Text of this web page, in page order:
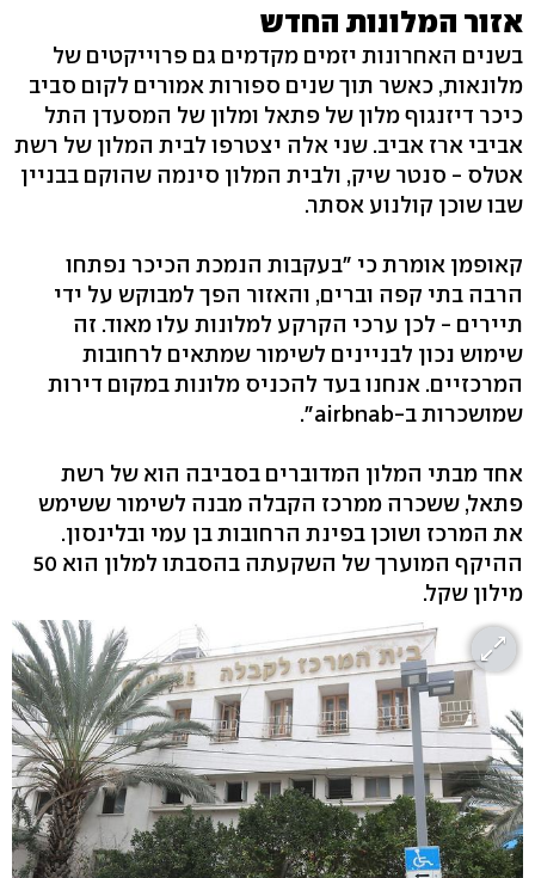
אזור המלונות החדש
בשנים האחרונות יזמים מקדמים גם פרוייקטים של
מלונאות, כאשר תוך שנים ספורות אמורים לקום סביב
כיכר דיזנגוף מלון של פתאל ומלון של המסעדן התל
אביבי ארז אביב. שני אלה יצטרפו לבית המלון של רשת
אטלס - סנטר שיק, ולבית המלון סינמה שהוקם בבניין
שבו שוכן קולנוע אסתר.
קאופמן אומרת כי "בעקבות הנמכת הכיכר נפתחו
הרבה בתי קפה וברים, והאזור הפך למבוקש על ידי
תיירים - לכן ערכי הקרקע למלונות עלו מאוד. זה
שימוש נכון לבניינים לשימור שמתאים לרחובות
המרכזיים. אנחנו בעד להכניס מלונות במקום דירות
שמושכרות ב-airbnab".
אחד מבתי המלון המדוברים בסביבה הוא של רשת
פתאל, ששכרה ממרכז הקבלה מבנה לשימור ששימש
את המרכז ושוכן בפינת הרחובות בן עמי ובלינסון.
ההיקף המוערך של השקעתה בהסבתו למלון הוא 50
מילון שקל.